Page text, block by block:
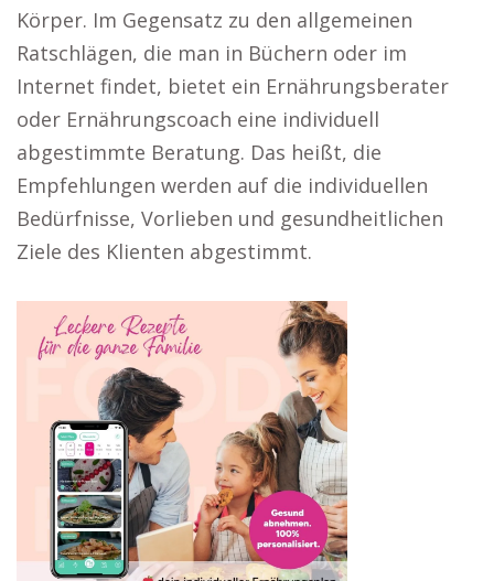
Körper. Im Gegensatz zu den allgemeinen
Ratschlägen, die man in Büchern oder im
Internet findet, bietet ein Ernährungsberater
oder Ernährungscoach eine individuell
abgestimmte Beratung. Das heißt, die
Empfehlungen werden auf die individuellen
Bedürfnisse, Vorlieben und gesundheitlichen
Ziele des Klienten abgestimmt.